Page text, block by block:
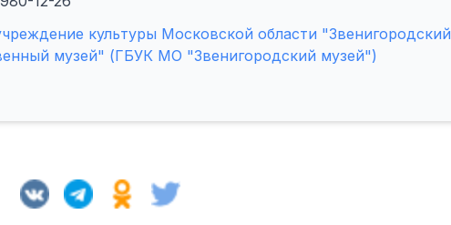
культуры Московской области "Звенигородский
музей" (ГБУК МО "Звенигородский музей")